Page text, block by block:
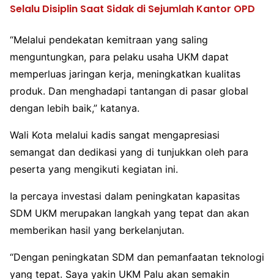
Selalu Disiplin Saat Sidak di Sejumlah Kantor OPD
“Melalui pendekatan kemitraan yang saling
menguntungkan, para pelaku usaha UKM dapat
memperluas jaringan kerja, meningkatkan kualitas
produk. Dan menghadapi tantangan di pasar global
dengan lebih baik,” katanya.
Wali Kota melalui kadis sangat mengapresiasi
semangat dan dedikasi yang di tunjukkan oleh para
peserta yang mengikuti kegiatan ini.
Ia percaya investasi dalam peningkatan kapasitas
SDM UKM merupakan langkah yang tepat dan akan
memberikan hasil yang berkelanjutan.
“Dengan peningkatan SDM dan pemanfaatan teknologi
yang tepat. Saya yakin UKM Palu akan semakin